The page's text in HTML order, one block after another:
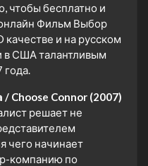
чтобы бесплатно и
Фильм Выбор
и на русском
в США талантливым
Choose Connor (2007)
решает не
чего начинает
компанию по